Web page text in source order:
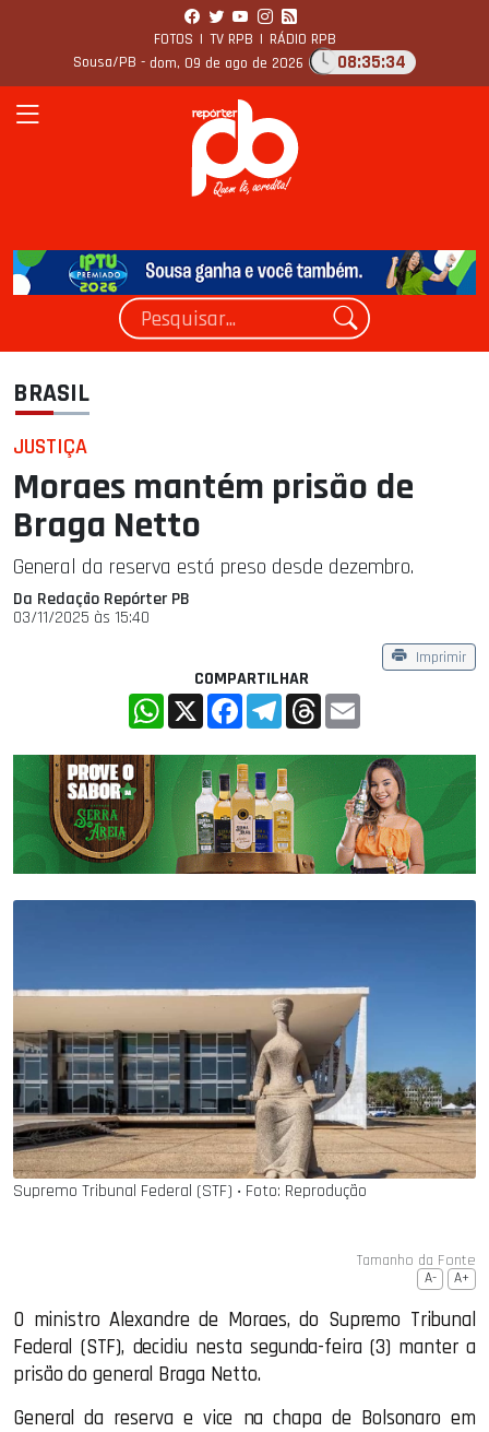
FOTOS | TV RPB | RÁDIO RPB
Sousa/PB - dom, 09 de ago de 2026 08:35:35
BRASIL
JUSTIÇA
Moraes mantém prisão de
Braga Netto
General da reserva está preso desde dezembro.
Da Redação Repórter PB
03/11/2025 às 15:40
Imprimir
COMPARTILHAR
WhatsApp
X FacebookTelegramThreads
Supremo Tribunal Federal (STF) ‧ Foto: Reprodução
Tamanho da Fonte
A- A+
O ministro Alexandre de Moraes, do Supremo Tribunal
Federal (STF), decidiu nesta segunda-feira (3) manter a
prisão do general Braga Netto.
General da reserva e vice na chapa de Bolsonaro em